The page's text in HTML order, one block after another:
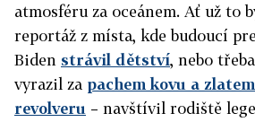
atmosféru za oceánem. Ať už to
reportáž z místa, kde budoucí
Biden strávil dětství, nebo
vyrazil za pachem kovu a
revolveru – navštívil rodiště